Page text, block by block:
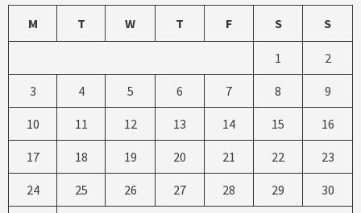
M T W T F S S
1 2
3 4 5 6 7 8 9
10 11 12 13 14 15 16
17 18 19 20 21 22 23
24 25 26 27 28 29 30